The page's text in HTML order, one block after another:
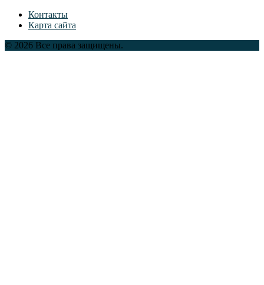
Контакты
Карта сайта
© 2026 Все права защищены.